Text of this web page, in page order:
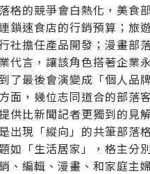
格的競爭會白熱化，美食
鎖速食店的行銷預算；旅
社擔任產品開發；漫畫部
代言，讓該角色搭著企業
了最後會演變成「個人品
面，幾位志同道合的部落
供比新聞記者更獨到的見
出現「縱向」的共筆部落
如「生活居家」，格主分
、編輯、漫畫、和家庭主